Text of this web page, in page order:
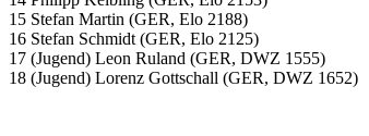
15 Stefan Martin (GER, Elo 2188)
16 Stefan Schmidt (GER, Elo 2125)
17 (Jugend) Leon Ruland (GER, DWZ 1555)
18 (Jugend) Lorenz Gottschall (GER, DWZ 1652)